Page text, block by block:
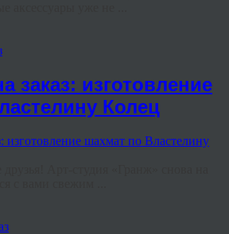
заказ: изготовление
Колец